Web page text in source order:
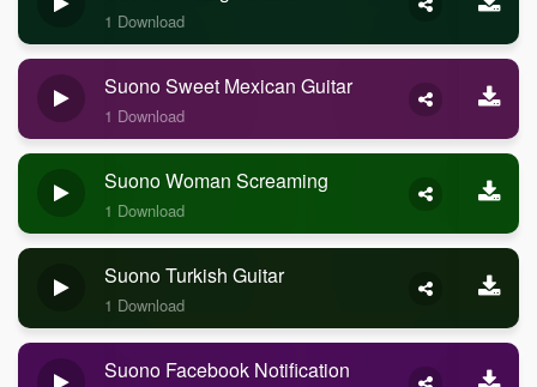
1 Download
Suono Sweet Mexican Guitar
1 Download
Suono Woman Screaming
1 Download
Suono Turkish Guitar
1 Download
Suono Facebook Notification